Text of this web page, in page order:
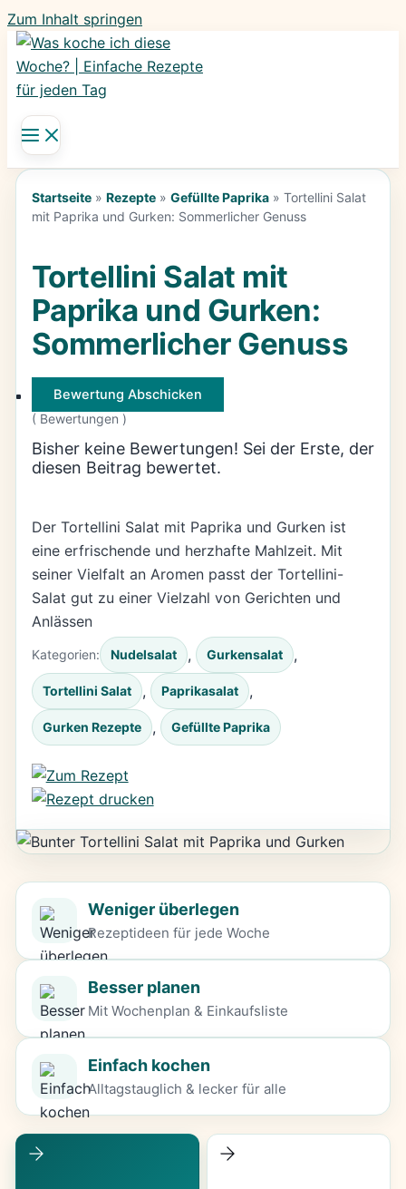
Zum Inhalt springen
Startseite» Rezepte» Gefüllte Paprika» Tortellini Salat
mit Paprika und Gurken: Sommerlicher Genuss
Tortellini Salat mit
Paprika und Gurken:
Sommerlicher Genuss
Bewertung Abschicken
( Bewertungen )
Bisher keine Bewertungen! Sei der Erste, der
diesen Beitrag bewertet.
Der Tortellini Salat mit Paprika und Gurken ist
eine erfrischende und herzhafte Mahlzeit. Mit
seiner Vielfalt an Aromen passt der Tortellini-
Salat gut zu einer Vielzahl von Gerichten und
Anlässen
Kategorien: Nudelsalat , Gurkensalat ,
Tortellini Salat , Paprikasalat ,
Gurken Rezepte , Gefüllte Paprika
Weniger überlegen
Rezeptideen für jede Woche
Besser planen
Mit Wochenplan & Einkaufsliste
Einfach kochen
Alltagstauglich & lecker für alle